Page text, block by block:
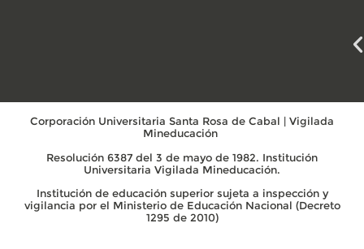
Corporación Universitaria Santa Rosa de Cabal | Vigilada
Mineducación
Resolución 6387 del 3 de mayo de 1982. Institución
Universitaria Vigilada Mineducación.
Institución de educación superior sujeta a inspección y
vigilancia por el Ministerio de Educación Nacional (Decreto
1295 de 2010)